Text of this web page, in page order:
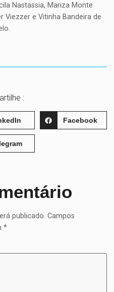
Nastassia, Mariza Monte
Viezzer e Vitinha Bandeira de
:
Facebook
publicado. Campos
*